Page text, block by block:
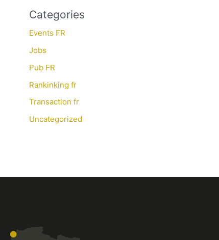
Categories
Events FR
Jobs
Pub FR
Rankinking fr
Transaction fr
Uncategorized